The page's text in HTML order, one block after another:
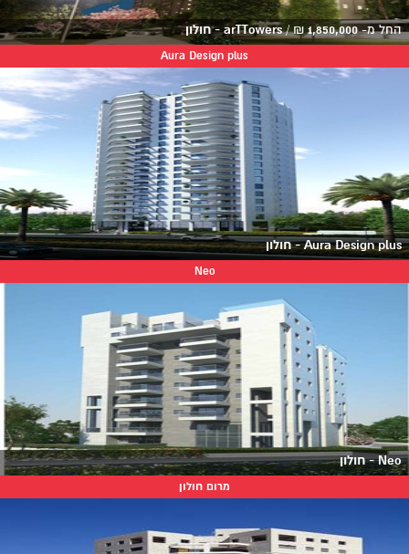
החל מ-1,850,000
₪
/arTTowers - חולון
Aura Design plus
Aura Design plus - חולון
Neo
Neo - חולון
מרום חולון